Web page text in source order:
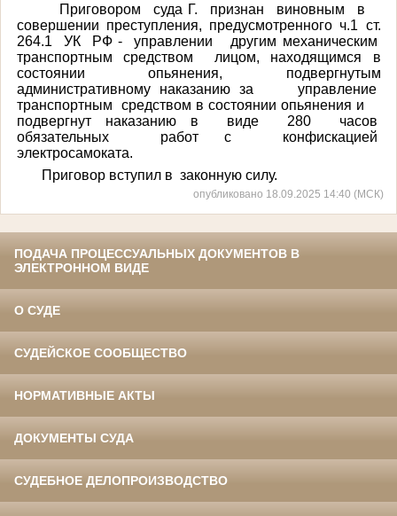
Приговором суда Г. признан виновным в
совершении преступления, предусмотренного ч.1 ст.
264.1 УК РФ - управлении другим механическим
транспортным средством лицом, находящимся в
состоянии опьянения, подвергнутым
административному наказанию за управление
транспортным средством в состоянии опьянения и
подвергнут наказанию в виде 280 часов
обязательных работ с конфискацией
электросамоката.
Приговор вступил в законную силу.
опубликовано 18.09.2025 14:40 (МСК)
ПОДАЧА ПРОЦЕССУАЛЬНЫХ ДОКУМЕНТОВ В
ЭЛЕКТРОННОМ ВИДЕ
О СУДЕ
СУДЕЙСКОЕ СООБЩЕСТВО
НОРМАТИВНЫЕ АКТЫ
ДОКУМЕНТЫ СУДА
СУДЕБНОЕ ДЕЛОПРОИЗВОДСТВО